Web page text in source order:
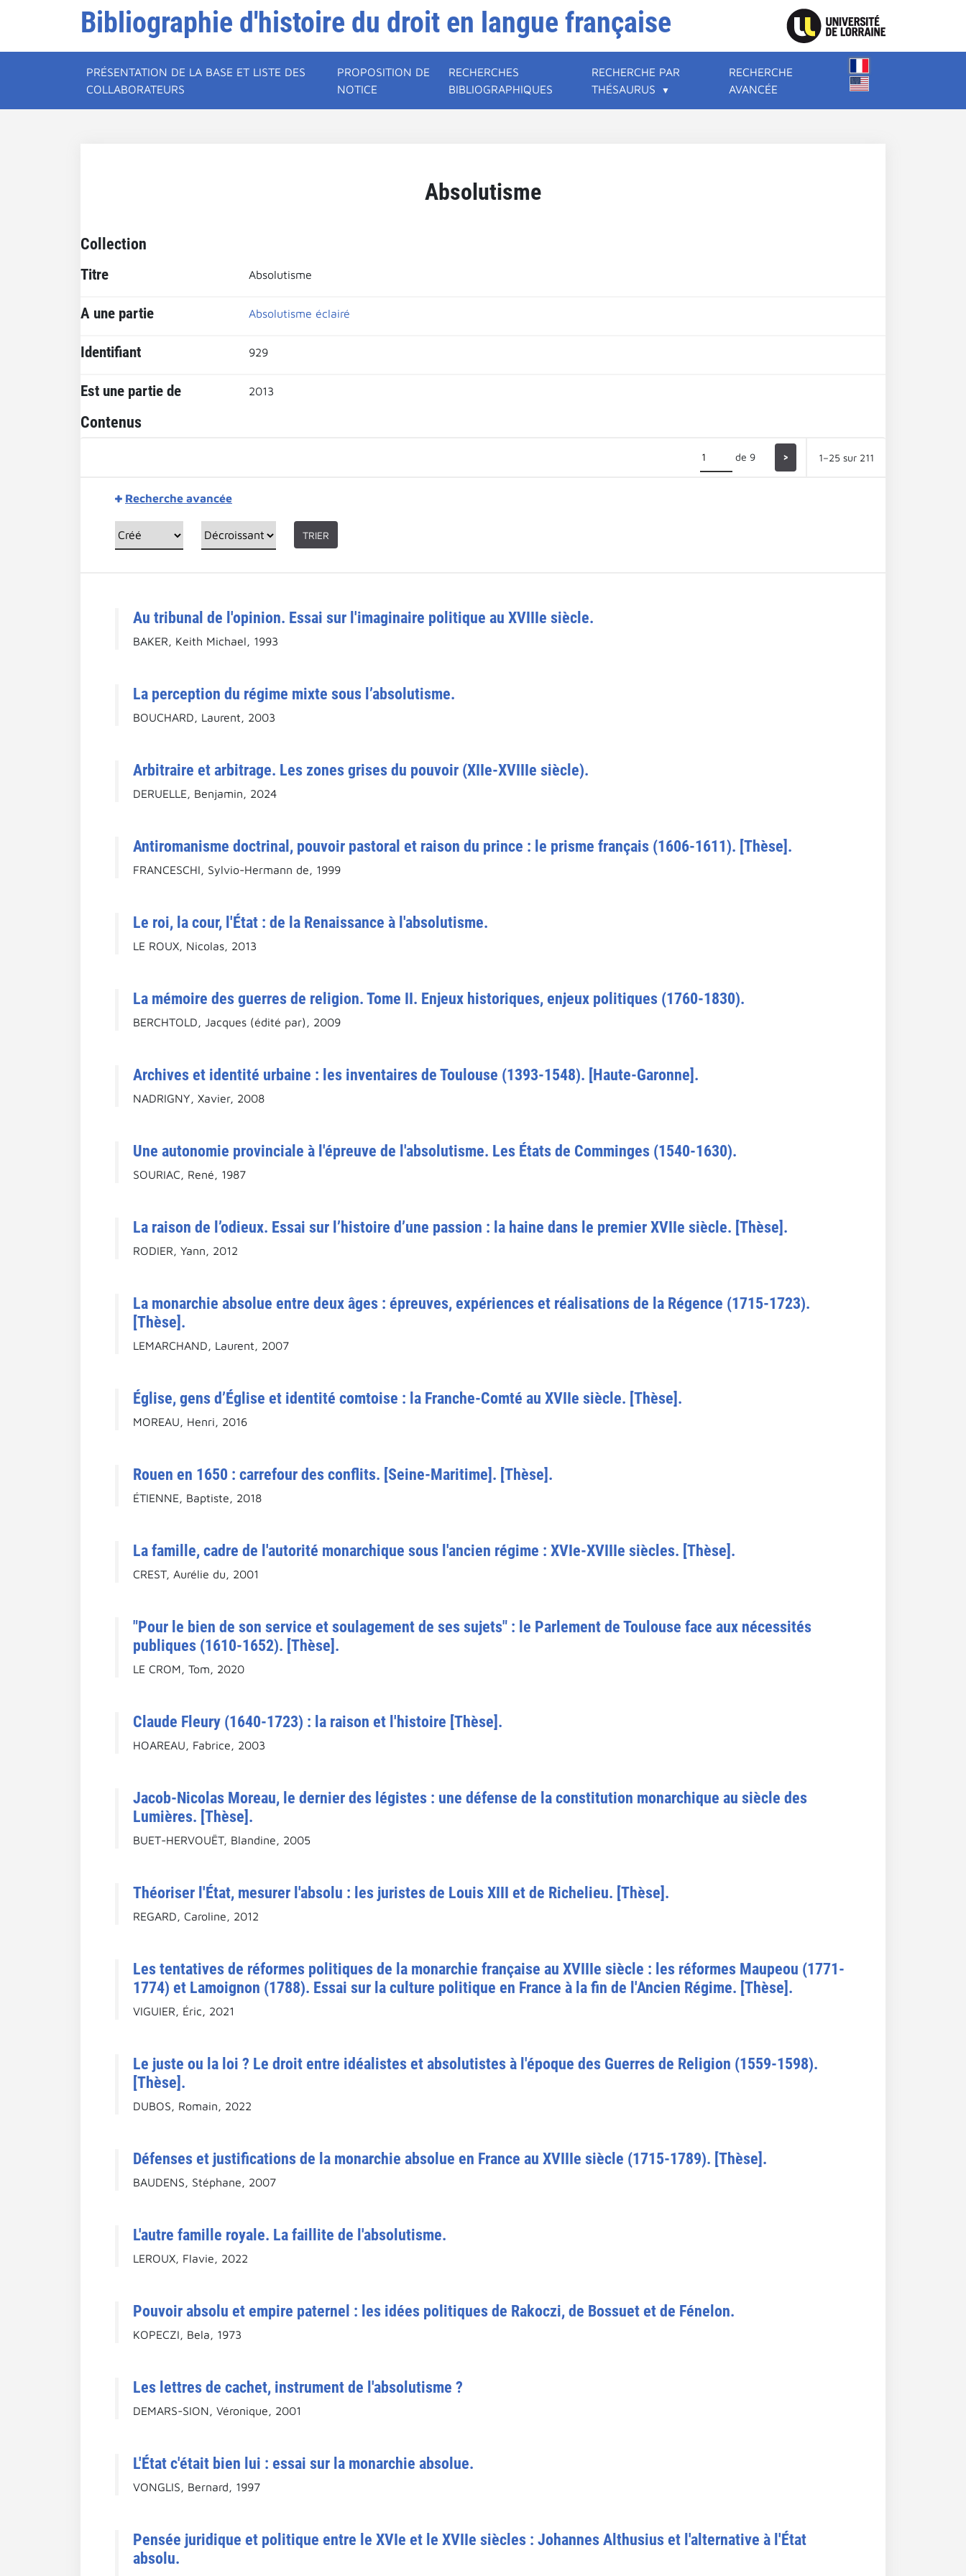
Bibliographie d'histoire du droit en langue française
PRÉSENTATION DE LA BASE ET LISTE DES
COLLABORATEURS
PROPOSITION DE
NOTICE
RECHERCHES
BIBLIOGRAPHIQUES
RECHERCHE PAR
THÉSAURUS
RECHERCHE
AVANCÉE
Absolutisme
Collection
Titre Absolutisme
A une partie Absolutisme éclairé
Identifiant 929
Est une partie de 2013
Contenus
de 9 > 1–25 sur 211
Recherche avancée
TRIER
Au tribunal de l'opinion. Essai sur l'imaginaire politique au XVIIIe siècle.
BAKER, Keith Michael, 1993
La perception du régime mixte sous l’absolutisme.
BOUCHARD, Laurent, 2003
Arbitraire et arbitrage. Les zones grises du pouvoir (XIIe-XVIIIe siècle).
DERUELLE, Benjamin, 2024
Antiromanisme doctrinal, pouvoir pastoral et raison du prince : le prisme français (1606-1611). [Thèse].
FRANCESCHI, Sylvio-Hermann de, 1999
Le roi, la cour, l'État : de la Renaissance à l'absolutisme.
LE ROUX, Nicolas, 2013
La mémoire des guerres de religion. Tome II. Enjeux historiques, enjeux politiques (1760-1830).
BERCHTOLD, Jacques (édité par), 2009
Archives et identité urbaine : les inventaires de Toulouse (1393-1548). [Haute-Garonne].
NADRIGNY, Xavier, 2008
Une autonomie provinciale à l'épreuve de l'absolutisme. Les États de Comminges (1540-1630).
SOURIAC, René, 1987
La raison de l’odieux. Essai sur l’histoire d’une passion : la haine dans le premier XVIIe siècle. [Thèse].
RODIER, Yann, 2012
La monarchie absolue entre deux âges : épreuves, expériences et réalisations de la Régence (1715-1723).
[Thèse].
LEMARCHAND, Laurent, 2007
Église, gens d’Église et identité comtoise : la Franche-Comté au XVIIe siècle. [Thèse].
MOREAU, Henri, 2016
Rouen en 1650 : carrefour des conflits. [Seine-Maritime]. [Thèse].
ÉTIENNE, Baptiste, 2018
La famille, cadre de l'autorité monarchique sous l'ancien régime : XVIe-XVIIIe siècles. [Thèse].
CREST, Aurélie du, 2001
"Pour le bien de son service et soulagement de ses sujets" : le Parlement de Toulouse face aux nécessités
publiques (1610-1652). [Thèse].
LE CROM, Tom, 2020
Claude Fleury (1640-1723) : la raison et l'histoire [Thèse].
HOAREAU, Fabrice, 2003
Jacob-Nicolas Moreau, le dernier des légistes : une défense de la constitution monarchique au siècle des
Lumières. [Thèse].
BUET-HERVOUËT, Blandine, 2005
Théoriser l'État, mesurer l'absolu : les juristes de Louis XIII et de Richelieu. [Thèse].
REGARD, Caroline, 2012
Les tentatives de réformes politiques de la monarchie française au XVIIIe siècle : les réformes Maupeou (1771-
1774) et Lamoignon (1788). Essai sur la culture politique en France à la fin de l'Ancien Régime. [Thèse].
VIGUIER, Éric, 2021
Le juste ou la loi ? Le droit entre idéalistes et absolutistes à l'époque des Guerres de Religion (1559-1598).
[Thèse].
DUBOS, Romain, 2022
Défenses et justifications de la monarchie absolue en France au XVIIIe siècle (1715-1789). [Thèse].
BAUDENS, Stéphane, 2007
L'autre famille royale. La faillite de l'absolutisme.
LEROUX, Flavie, 2022
Pouvoir absolu et empire paternel : les idées politiques de Rakoczi, de Bossuet et de Fénelon.
KOPECZI, Bela, 1973
Les lettres de cachet, instrument de l'absolutisme ?
DEMARS-SION, Véronique, 2001
L'État c'était bien lui : essai sur la monarchie absolue.
VONGLIS, Bernard, 1997
Pensée juridique et politique entre le XVIe et le XVIIe siècles : Johannes Althusius et l'alternative à l'État
absolu.